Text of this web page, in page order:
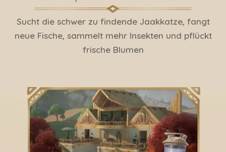
Sucht die schwer zu findende Jaakkatze, fangt
neue Fische, sammelt mehr Insekten und pflückt
frische Blumen